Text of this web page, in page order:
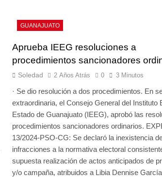
GUANAJUATO
Aprueba IEEG resoluciones a
procedimientos sancionadores
Soledad 2 Años Atrás 0 3 Minutos
· Se dio resolución a dos procedimientos. En
extraordinaria, el Consejo General del Instituto
Estado de Guanajuato (IEEG), aprobó las
procedimientos sancionadores ordinarios.
13/2024-PSO-CG: Se declaró la inexistencia
infracciones a la normativa electoral
supuesta realización de actos anticipados de
y/o campaña, atribuidos a Libia Dennise